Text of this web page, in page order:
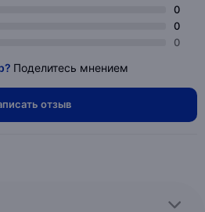
0
0
0
Поделитесь мнением
отзыв